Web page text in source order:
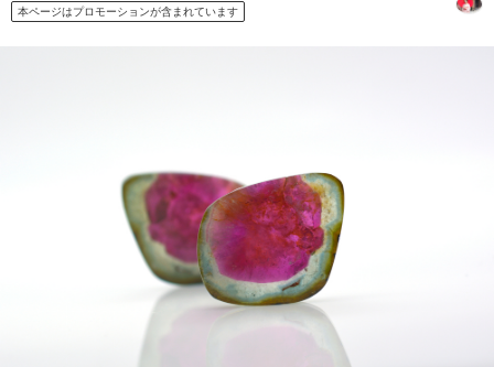
本ページはプロモーションが含まれています